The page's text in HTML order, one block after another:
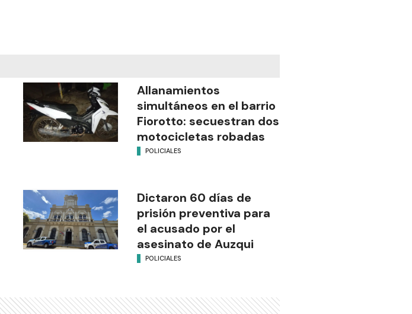
Allanamientos
simultáneos en el barrio
Fiorotto: secuestran dos
motocicletas robadas
POLICIALES
Dictaron 60 días de
prisión preventiva para
el acusado por el
asesinato de Auzqui
POLICIALES